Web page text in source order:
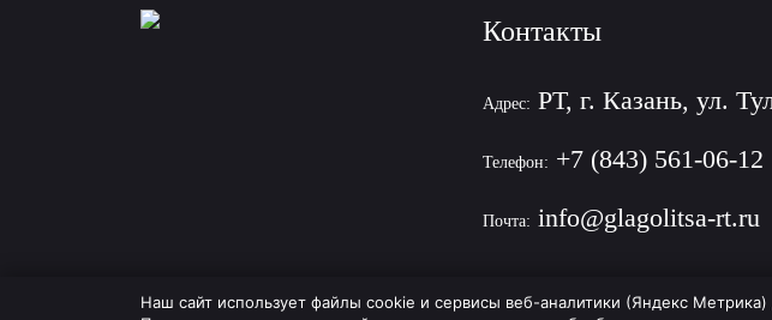
Контакты
Адрес: РТ, г. Казань, ул.
Телефон: +7 (843) 561-06-12
Почта: info@glagolitsa-rt.ru
Наш сайт использует файлы cookie и сервисы веб-аналитики (Яндекс